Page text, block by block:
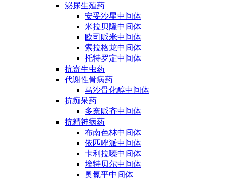
泌尿生殖药
安妥沙星中间体
米拉贝隆中间体
欧司哌米中间体
索拉格龙中间体
托特罗定中间体
抗寄生虫药
代谢性骨病药
马沙骨化醇中间体
抗痴呆药
多奈哌齐中间体
抗精神病药
布南色林中间体
依匹唑派中间体
卡利拉嗪中间体
埃特贝尔中间体
奥氮平中间体